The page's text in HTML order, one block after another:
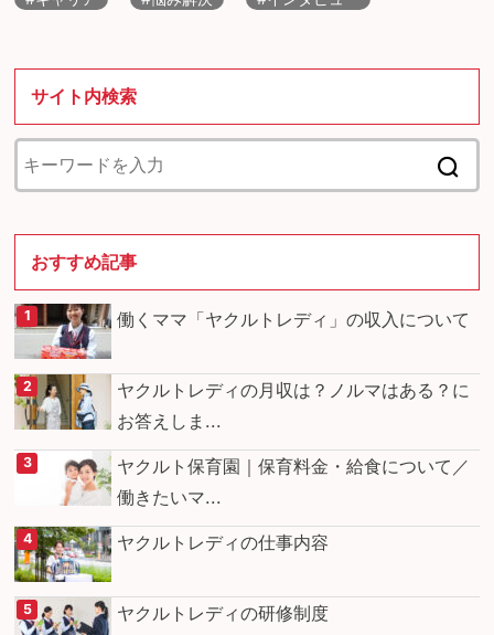
サイト内検索
おすすめ記事
働くママ「ヤクルトレディ」の収入について
ヤクルトレディの月収は？ノルマはある？に
お答えしま...
ヤクルト保育園｜保育料金・給食について／
働きたいマ...
ヤクルトレディの仕事内容
ヤクルトレディの研修制度